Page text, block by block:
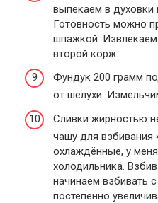
выпекаем в духовки
Готовность можно
шпажкой.
второй корж.
Фундук 200 грамм
от шелухи.
Сливки жирностью
чашу для взбивания
охлаждённые, у
холодильника.
начинаем взбивать
постепенно